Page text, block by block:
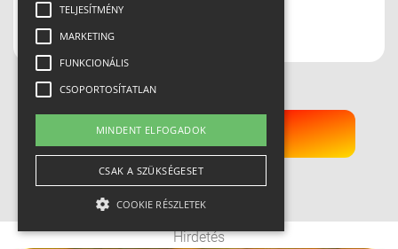
protektorokkal
Kérek még!
Hirdetés
TELJESÍTMÉNY
MARKETING
FUNKCIONÁLIS
CSOPORTOSÍTATLAN
MINDENT ELFOGADOK
CSAK A SZÜKSÉGESET
COOKIE RÉSZLETEK